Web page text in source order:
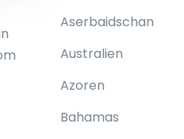
Aserbaidschan
Australien
Azoren
Bahamas